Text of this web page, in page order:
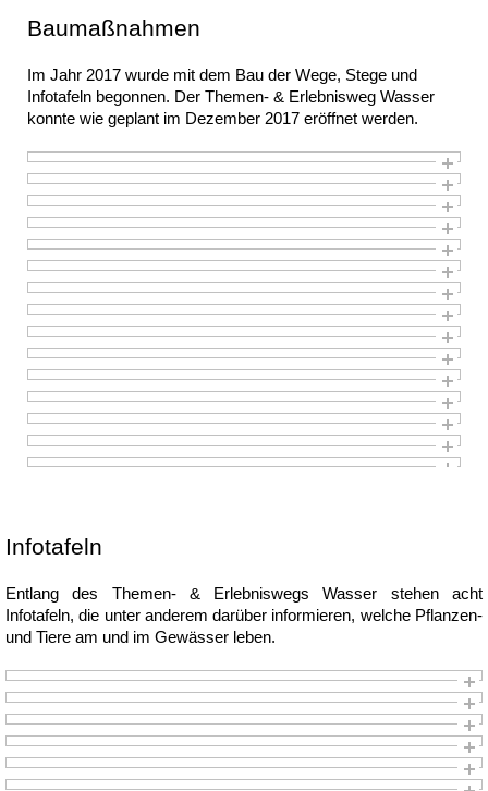
Baumaßnahmen
Im Jahr 2017 wurde mit dem Bau der Wege, Stege und
Infotafeln begonnen. Der Themen- & Erlebnisweg Wasser
konnte wie geplant im Dezember 2017 eröffnet werden.
Infotafeln
Entlang des Themen- & Erlebniswegs Wasser stehen acht
Infotafeln, die unter anderem darüber informieren, welche Pflanzen-
und Tiere am und im Gewässer leben.